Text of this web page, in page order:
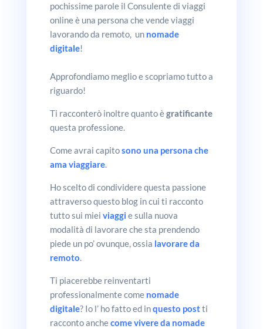
pochissime parole il Consulente di viaggi
online è una persona che vende viaggi
lavorando da remoto, un nomade
digitale!
Approfondiamo meglio e scopriamo tutto a
riguardo!
Ti racconterò inoltre quanto ègratificante
questa professione.
Come avrai capitosono una persona che
ama viaggiare.
Ho scelto di condividere questa passione
attraverso questo blog in cui ti racconto
tutto sui miei viaggi e sulla nuova
modalità di lavorare che sta prendendo
piede un po’ ovunque, ossia lavorare da
remoto.
Ti piacerebbe reinventarti
professionalmente come nomade
digitale? Io l’ ho fatto ed inquesto postti
racconto anchecome vivere da nomade